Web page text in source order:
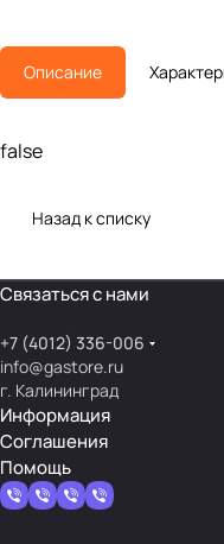
Описание
false
Назад к списку
Связаться с нами
+7 (4012) 336-006
info@gastore.ru
г. Калининград
Информация
Соглашения
Помощь